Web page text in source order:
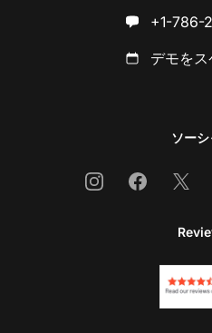
+1-786-
デモを
ソー
InstagramFacebook
X